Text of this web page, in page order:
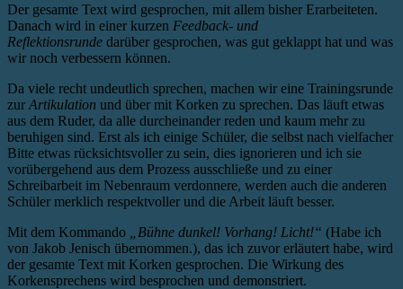
Der gesamte Text wird gesprochen, mit allem bisher Erarbeiteten.
Danach wird in einer kurzen Feedback- und
Reflektionsrunde darüber gesprochen, was gut geklappt hat und was
wir noch verbessern können.
Da viele recht undeutlich sprechen, machen wir eine Trainingsrunde
zur Artikulation und über mit Korken zu sprechen. Das läuft etwas
aus dem Ruder, da alle durcheinander reden und kaum mehr zu
beruhigen sind. Erst als ich einige Schüler, die selbst nach vielfacher
Bitte etwas rücksichtsvoller zu sein, dies ignorieren und ich sie
vorübergehend aus dem Prozess ausschließe und zu einer
Schreibarbeit im Nebenraum verdonnere, werden auch die anderen
Schüler merklich respektvoller und die Arbeit läuft besser.
Mit dem Kommando
„Bühne dunkel! Vorhang! Licht!“ (Habe ich
von Jakob Jenisch übernommen.), das ich zuvor erläutert habe, wird
der gesamte Text mit Korken gesprochen. Die Wirkung des
Korkensprechens wird besprochen und demonstriert.